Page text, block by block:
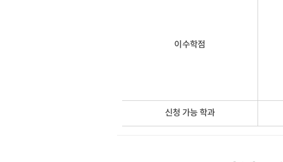
이수학점
신청 가능 학과